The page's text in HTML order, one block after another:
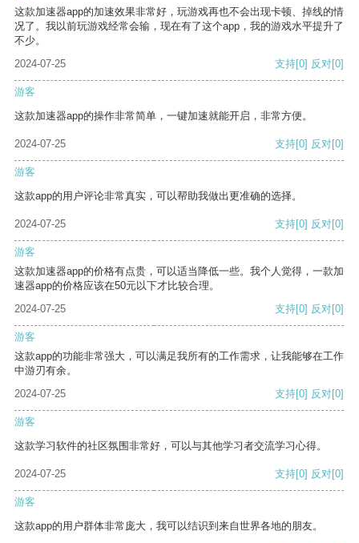
这款加速器app的加速效果非常好，玩游戏再也不会出现卡顿、掉线的情
况了。我以前玩游戏经常会输，现在有了这个app，我的游戏水平提升了
不少。
2024-07-25
支持[0] 反对[0]
游客
这款加速器app的操作非常简单，一键加速就能开启，非常方便。
2024-07-25 支持[0] 反对[0]
游客
这款app的用户评论非常真实，可以帮助我做出更准确的选择。
2024-07-25 支持[0] 反对[0]
游客
这款加速器app的价格有点贵，可以适当降低一些。我个人觉得，一款加
速器app的价格应该在50元以下才比较合理。
2024-07-25
支持[0] 反对[0]
游客
这款app的功能非常强大，可以满足我所有的工作需求，让我能够在工作
中游刃有余。
2024-07-25
支持[0] 反对[0]
游客
这款学习软件的社区氛围非常好，可以与其他学习者交流学习心得。
2024-07-25 支持[0] 反对[0]
游客
这款app的用户群体非常庞大，我可以结识到来自世界各地的朋友。